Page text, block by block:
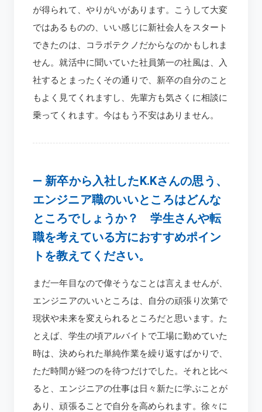
が得られて、やりがいがあります。こうして大変
ではあるものの、いい感じに新社会人をスタート
できたのは、コラボテクノだからなのかもしれま
せん。就活中に聞いていた社員第一の社風は、入
社するとまったくその通りで、新卒の自分のこと
もよく見てくれますし、先輩方も気さくに相談に
乗ってくれます。今はもう不安はありません。
―新卒から入社したK.Kさんの思う、
エンジニア職のいいところはどんな
ところでしょうか？ 学生さんや転
職を考えている方におすすめポイン
トを教えてください。
まだ一年目なので偉そうなことは言えませんが、
エンジニアのいいところは、自分の頑張り次第で
現状や未来を変えられるところだと思います。た
とえば、学生の頃アルバイトで工場に勤めていた
時は、決められた単純作業を繰り返すばかりで、
ただ時間が経つのを待つだけでした。それと比べ
ると、エンジニアの仕事は日々新たに学ぶことが
あり、頑張ることで自分を高められます。徐々に